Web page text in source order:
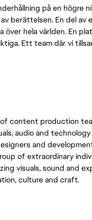
på en högre
berättelsen. En del
över hela världen. En
Ett team där vi
content production
audio and
and
of extraordinary
visuals, sound and
culture and craft.